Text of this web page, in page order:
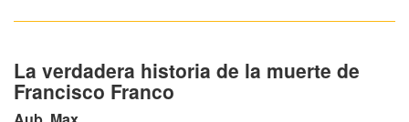
La verdadera historia de la muerte de
Francisco Franco